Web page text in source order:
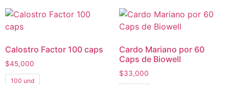
Calostro Factor 100 caps
$45,000
100 und
Cardo Mariano por 60
Caps de Biowell
$33,000